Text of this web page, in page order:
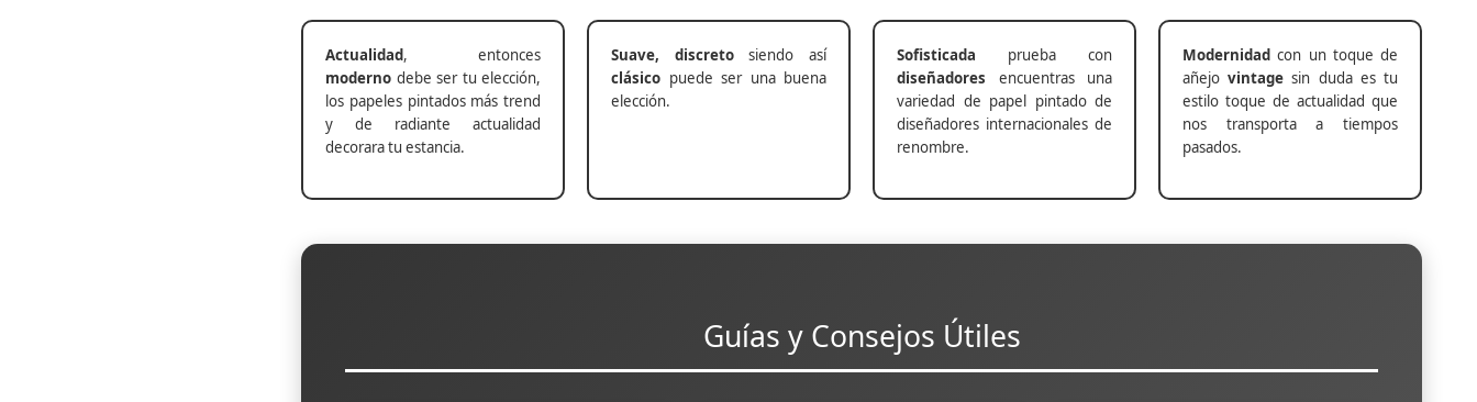
Actualidad, entonces
moderno debe ser tu elección,
los papeles pintados más trend
y de radiante actualidad
decorara tu estancia.
Suave, discretosiendo así
clásico puede ser una buena
elección.
Sofisticada prueba con
diseñadores encuentras una
variedad de papel pintado de
diseñadores internacionales de
renombre.
Modernidad con un toque de
añejovintage sin duda es tu
estilo toque de actualidad que
nos transporta a tiempos
pasados.
Guías y Consejos Útiles